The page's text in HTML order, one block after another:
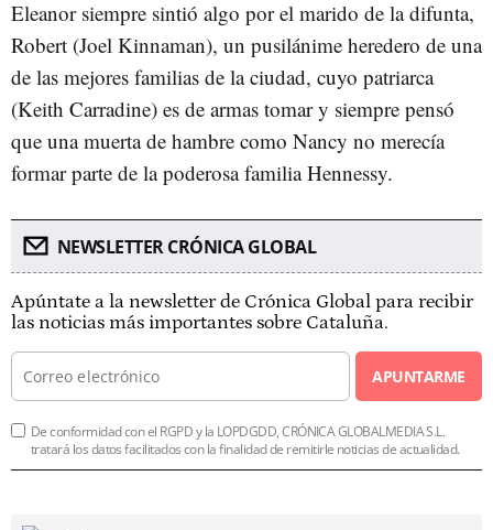
Eleanor siempre sintió algo por el marido de la difunta,
Robert (Joel Kinnaman), un pusilánime heredero de una
de las mejores familias de la ciudad, cuyo patriarca
(Keith Carradine) es de armas tomar y siempre pensó
que una muerta de hambre como Nancy no merecía
formar parte de la poderosa familia Hennessy.
NEWSLETTER CRÓNICA GLOBAL
Apúntate a la newsletter de Crónica Global para recibir
las noticias más importantes sobre Cataluña.
APUNTARME
De conformidad con el RGPD y la LOPDGDD, CRÓNICA GLOBALMEDIA S.L.
tratará los datos facilitados con la finalidad de remitirle noticias de actualidad.